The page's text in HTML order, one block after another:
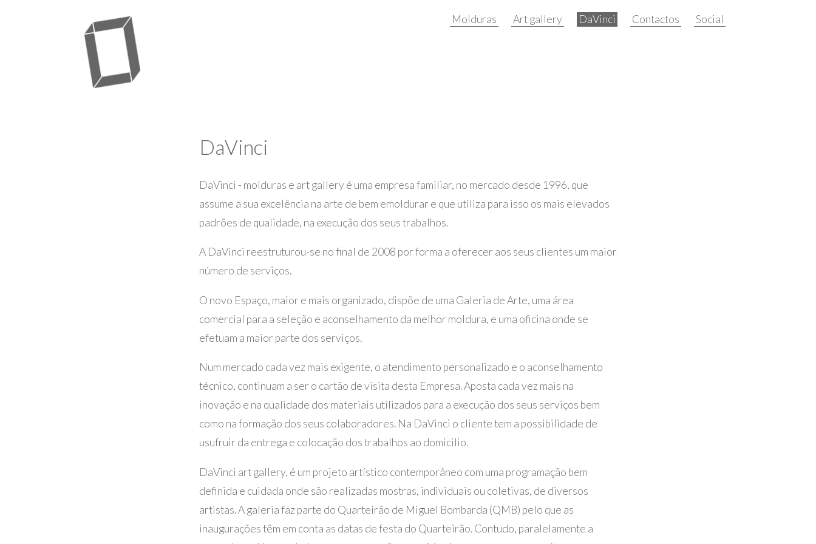
Molduras Art gallery DaVinci Contactos
DaVinci
DaVinci - molduras e art gallery é uma empresa familiar, no mercado desde 1996, que
assume a sua excelência na arte de bem emoldurar e que utiliza para isso os mais elevados
padrões de qualidade, na execução dos seus trabalhos.
A DaVinci reestruturou-se no final de 2008 por forma a oferecer aos seus clientes um maior
número de serviços.
O novo Espaço, maior e mais organizado, dispõe de uma Galeria de Arte, uma área
comercial para a seleção e aconselhamento da melhor moldura, e uma oficina onde se
efetuam a maior parte dos serviços.
Num mercado cada vez mais exigente, o atendimento personalizado e o aconselhamento
técnico, continuam a ser o cartão de visita desta Empresa. Aposta cada vez mais na
inovação e na qualidade dos materiais utilizados para a execução dos seus serviços bem
como na formação dos seus colaboradores. Na DaVinci o cliente tem a possibilidade de
usufruir da entrega e colocação dos trabalhos ao domicilio.
DaVinci art gallery, é um projeto artístico contemporâneo com uma programação bem
definida e cuidada onde são realizadas mostras, individuais ou coletivas, de diversos
artistas. A galeria faz parte do Quarteirão de Miguel Bombarda (QMB) pelo que as
inaugurações têm em conta as datas de festa do Quarteirão. Contudo, paralelamente a